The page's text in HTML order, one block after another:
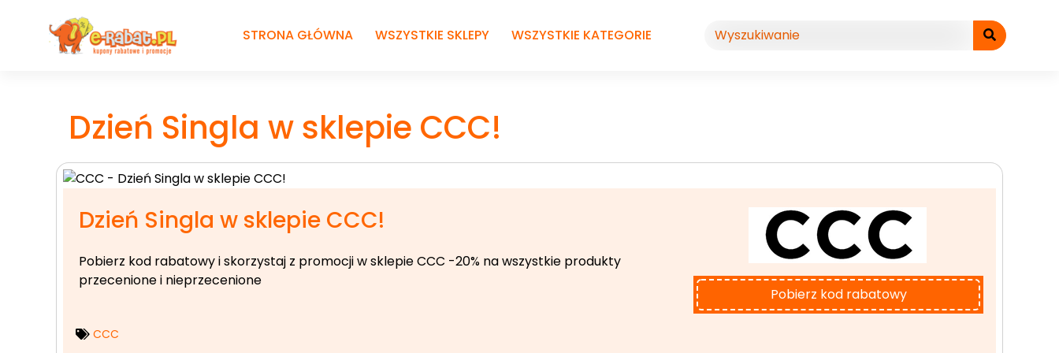
STRONA GŁÓWNA WSZYSTKIE SKLEPY WSZYSTKIE KATEGORIE
Dzień Singla w sklepie CCC!
Dzień Singla w sklepie CCC!
Pobierz kod rabatowy i skorzystaj z promocji w sklepie CCC -20% na wszystkie produkty
przecenione i nieprzecenione
Pobierz kod rabatowy
CCC